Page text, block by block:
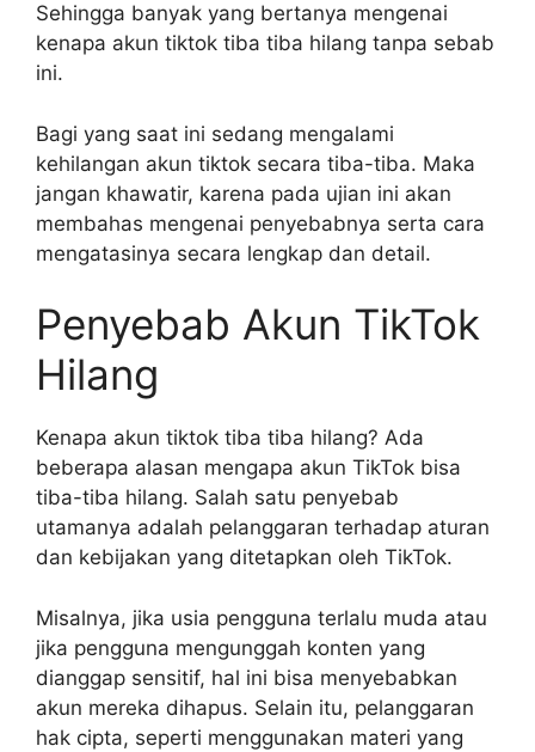
Sehingga banyak yang bertanya mengenai
kenapa akun tiktok tiba tiba hilang tanpa sebab
ini.
Bagi yang saat ini sedang mengalami
kehilangan akun tiktok secara tiba-tiba. Maka
jangan khawatir, karena pada ujian ini akan
membahas mengenai penyebabnya serta cara
mengatasinya secara lengkap dan detail.
Penyebab Akun TikTok
Hilang
Kenapa akun tiktok tiba tiba hilang? Ada
beberapa alasan mengapa akun TikTok bisa
tiba-tiba hilang. Salah satu penyebab
utamanya adalah pelanggaran terhadap aturan
dan kebijakan yang ditetapkan oleh TikTok.
Misalnya, jika usia pengguna terlalu muda atau
jika pengguna mengunggah konten yang
dianggap sensitif, hal ini bisa menyebabkan
akun mereka dihapus. Selain itu, pelanggaran
hak cipta, seperti menggunakan materi yang